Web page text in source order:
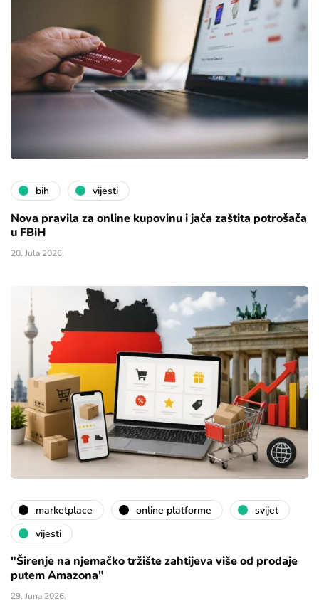
bih vijesti
Nova pravila za online kupovinu i jača zaštita potrošača
u FBiH
20. Jula 2026.
marketplace online platforme
svijet
vijesti
"Širenje na njemačko tržište zahtijeva više od prodaje
putem Amazona"
29. Juna 2026.